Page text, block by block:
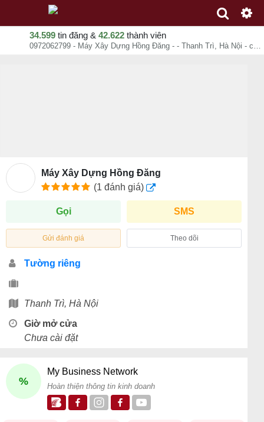
34.599 tin đăng & 42.622 thành viên
0972062799 - Máy Xây Dựng Hồng Đăng - - Thanh Trì, Hà Nội - chuyên trang dịch vụ Nhanh Dễ Dàng
Máy Xây Dựng Hồng Đăng
(1 đánh giá)
Gọi SMS
Gửi đánh giá Theo dõi
Tường riêng
Thanh Trì, Hà Nội
Giờ mở cửa
Chưa cài đặt
%
My Business Network
Hoàn thiện thông tin kinh doanh